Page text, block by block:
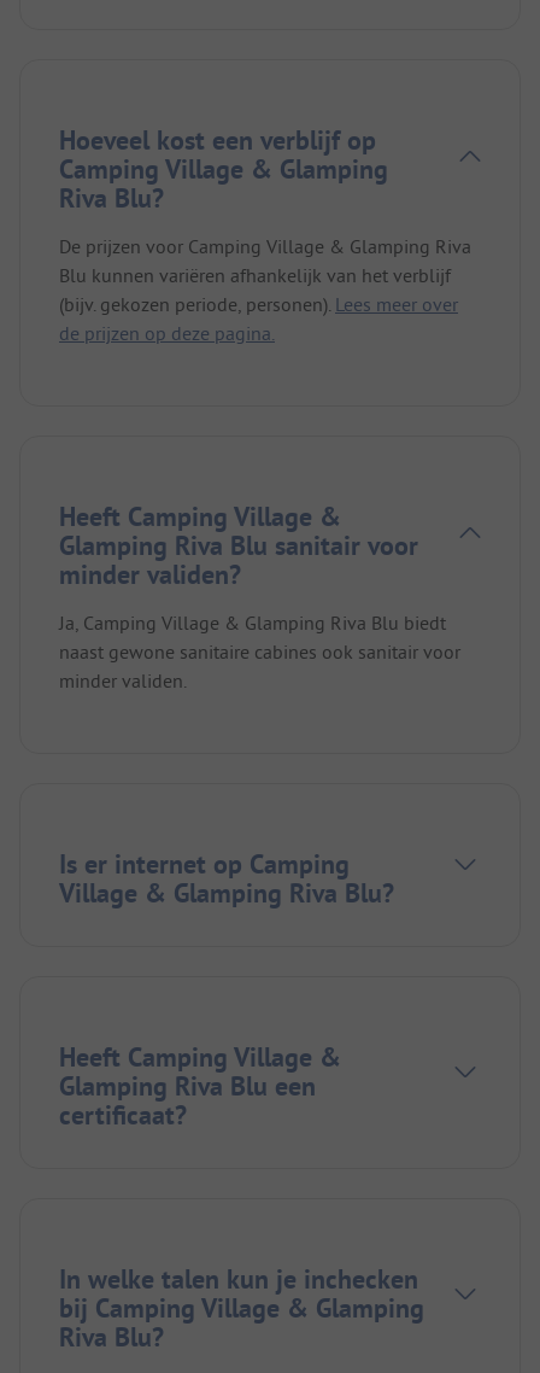
Hoeveel kost een verblijf op
Camping Village & Glamping
Riva Blu?
De prijzen voor Camping Village & Glamping Riva
Blu kunnen variëren afhankelijk van het verblijf
(bijv. gekozen periode, personen). Lees meer over
de prijzen op deze pagina.
Heeft Camping Village &
Glamping Riva Blu sanitair voor
minder validen?
Ja, Camping Village & Glamping Riva Blu biedt
naast gewone sanitaire cabines ook sanitair voor
minder validen.
Is er internet op Camping
Village & Glamping Riva Blu?
Heeft Camping Village &
Glamping Riva Blu een
certificaat?
In welke talen kun je inchecken
bij Camping Village & Glamping
Riva Blu?